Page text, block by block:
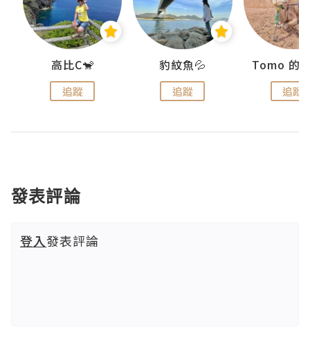
高比C🐒
追蹤
豹紋魚💦
追蹤 追蹤
發表評論
登入發表評論